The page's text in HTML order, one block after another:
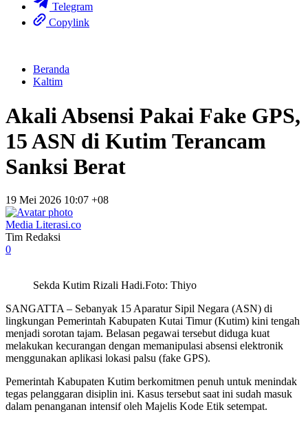
Telegram
Copylink
Beranda
Kaltim
Akali Absensi Pakai Fake GPS,
15 ASN di Kutim Terancam
Sanksi Berat
19 Mei 2026 10:07 +08
Media Literasi.co
Tim Redaksi
0
Sekda Kutim Rizali Hadi.Foto: Thiyo
SANGATTA – Sebanyak 15 Aparatur Sipil Negara (ASN) di
lingkungan Pemerintah Kabupaten Kutai Timur (Kutim) kini tengah
menjadi sorotan tajam. Belasan pegawai tersebut diduga kuat
melakukan kecurangan dengan memanipulasi absensi elektronik
menggunakan aplikasi lokasi palsu (fake GPS).
Pemerintah Kabupaten Kutim berkomitmen penuh untuk menindak
tegas pelanggaran disiplin ini. Kasus tersebut saat ini sudah masuk
dalam penanganan intensif oleh Majelis Kode Etik setempat.